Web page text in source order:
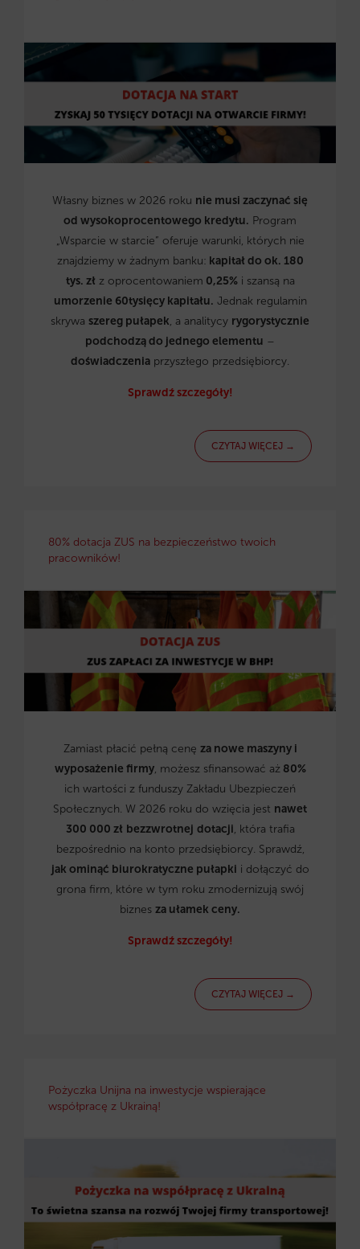
Własny biznes w 2026 roku nie musi zaczynać się
od wysokoprocentowego kredytu. Program
„Wsparcie w starcie” oferuje warunki, których nie
znajdziemy w żadnym banku: kapitał do ok. 180
tys. zł z oprocentowaniem 0,25%i szansą na
umorzenie 60tysięcy kapitału. Jednak regulamin
skrywa szereg pułapek, a analitycy rygorystycznie
podchodzą do jednego elementu –
doświadczenia przyszłego przedsiębiorcy.
Sprawdź szczegóły!
CZYTAJ WIĘCEJ →
80% dotacja ZUS na bezpieczeństwo twoich
pracowników!
Zamiast płacić pełną cenę za nowe maszyny i
wyposażenie firmy, możesz sfinansować aż80%
ich wartości z funduszy Zakładu Ubezpieczeń
Społecznych. W 2026 roku do wzięcia jest nawet
300 000 zł bezzwrotnej dotacji, która trafia
bezpośrednio na konto przedsiębiorcy. Sprawdź,
jak ominąć biurokratyczne pułapki i dołączyć do
grona firm, które w tym roku zmodernizują swój
biznes za ułamek ceny.
Sprawdź szczegóły!
CZYTAJ WIĘCEJ →
Pożyczka Unijna na inwestycje wspierające
współpracę z Ukrainą!